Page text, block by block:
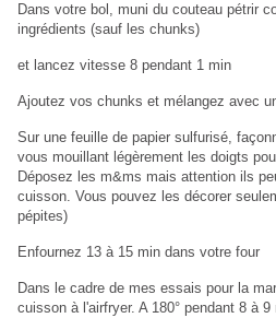
Dans votre bol, muni du couteau pétrir
ingrédients (sauf les chunks)
et lancez vitesse 8 pendant 1 min
Ajoutez vos chunks et mélangez avec
Sur une feuille de papier sulfurisé,
vous mouillant légèrement les doigts
Déposez les m&ms mais attention ils
cuisson. Vous pouvez les décorer
pépites)
Enfournez 13 à 15 min dans votre four
Dans le cadre de mes essais pour la
cuisson à l'airfryer. A 180° pendant 8 à